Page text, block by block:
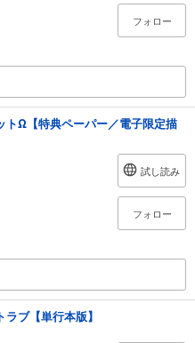
フォロー
トΩ【特典ペーパー／電子限定描
試し読み
フォロー
ブ【単行本版】